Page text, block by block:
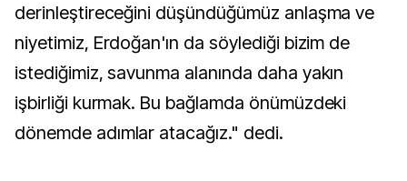
derinleştireceğini düşündüğümüz anlaşma ve
niyetimiz, Erdoğan'ın da söylediği bizim de
istediğimiz, savunma alanında daha yakın
işbirliği kurmak. Bu bağlamda önümüzdeki
dönemde adımlar atacağız." dedi.